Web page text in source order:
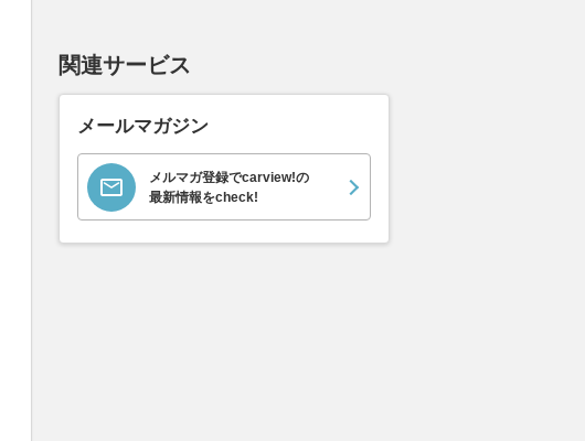
関連サービス
メールマガジン
メルマガ登録でcarview!の
最新情報をcheck!